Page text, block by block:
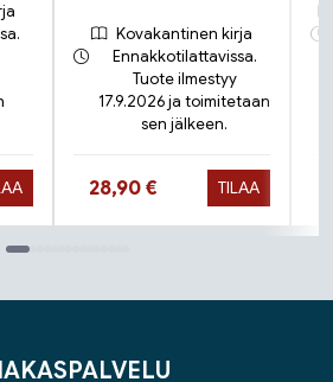
Kovakantinen kirja
Ennakkotilattavissa.
Tuote ilmestyy
17.9.2026 ja toimitetaan
sen jälkeen.
Hinta nyt
28,90 € TILAA